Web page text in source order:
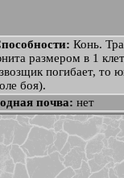
Конь.
размером в 1
погибает, то
боя).
почва: нет